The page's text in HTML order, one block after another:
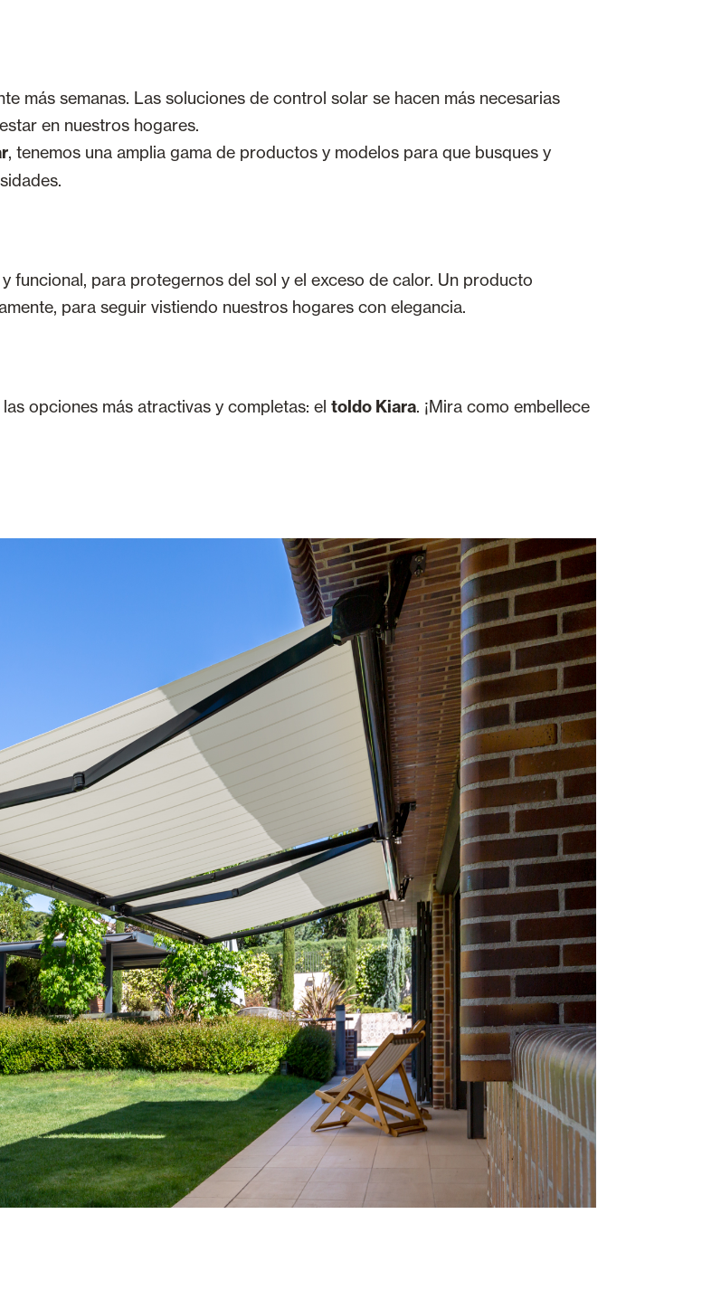
VER TODOS LOS PRODUCTOS
más semanas. Las soluciones de control solar se hacen más necesarias
en nuestros hogares.
, tenemos una amplia gama de productos y modelos para que busques y
funcional, para protegernos del sol y el exceso de calor. Un producto
para seguir vistiendo nuestros hogares con elegancia.
opciones más atractivas y completas: el toldo Kiara. ¡Mira como embellece